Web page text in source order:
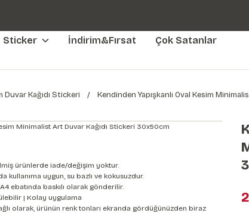
Kendinden Yapışkanlı Kolay
Sticker İndirim&Fırsat
Çok Satanlar
Duvar Kağıdı Stickeri Kendinden Yapışkanlı Oval Kesim
ürünlerde iade/değişim yoktur.
kullanıma uygun, su bazlı ve kokusuzdur.
ebatında baskılı olarak gönderilir.
| Kolay uygulama
olarak, ürünün renk tonları ekranda gördüğünüzden biraz